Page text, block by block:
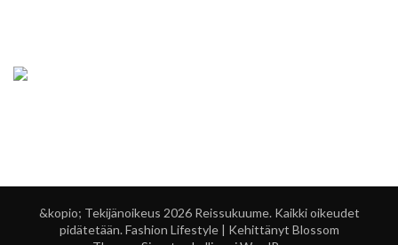
&kopio; Tekijänoikeus 2026 Reissukuume. Kaikki oikeudet
pidätetään.Fashion Lifestyle | Kehittänyt Blossom